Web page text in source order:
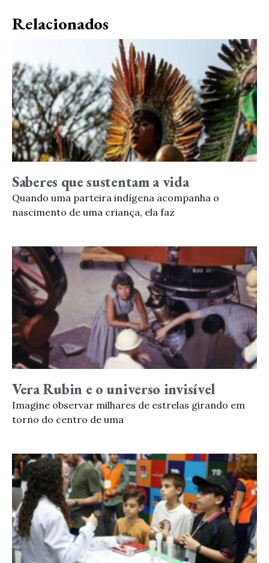
Relacionados
Saberes que sustentam a vida
Quando uma parteira indígena acompanha o
nascimento de uma criança, ela faz
Vera Rubin e o universo invisível
Imagine observar milhares de estrelas girando em
torno do centro de uma